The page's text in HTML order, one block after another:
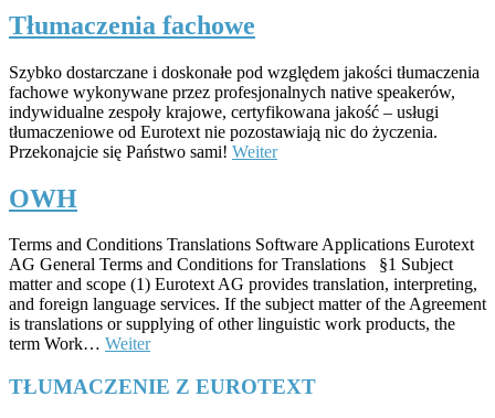
Tłumaczenia fachowe
Szybko dostarczane i doskonałe pod względem jakości tłumaczenia
fachowe wykonywane przez profesjonalnych native speakerów,
indywidualne zespoły krajowe, certyfikowana jakość – usługi
tłumaczeniowe od Eurotext nie pozostawiają nic do życzenia.
Przekonajcie się Państwo sami! Weiter
OWH
Terms and Conditions Translations Software Applications Eurotext
AG General Terms and Conditions for Translations §1 Subject
matter and scope (1) Eurotext AG provides translation, interpreting,
and foreign language services. If the subject matter of the Agreement
is translations or supplying of other linguistic work products, the
term Work… Weiter
TŁUMACZENIE Z EUROTEXT